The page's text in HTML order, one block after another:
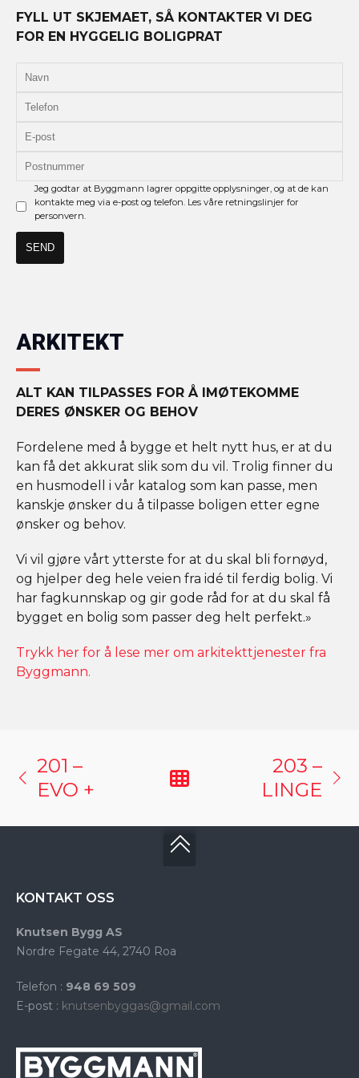
FYLL UT SKJEMAET, SÅ KONTAKTER VI DEG
FOR EN HYGGELIG BOLIGPRAT
Jeg godtar at Byggmann lagrer oppgitte opplysninger, og at de kan
kontakte meg via e-post og telefon. Les våre retningslinjer for
personvern.
ARKITEKT
ALT KAN TILPASSES FOR Å IMØTEKOMME
DERES ØNSKER OG BEHOV
Fordelene med å bygge et helt nytt hus, er at du
kan få det akkurat slik som du vil. Trolig finner du
en husmodell i vår katalog som kan passe, men
kanskje ønsker du å tilpasse boligen etter egne
ønsker og behov.
Vi vil gjøre vårt ytterste for at du skal bli fornøyd,
og hjelper deg hele veien fra idé til ferdig bolig. Vi
har fagkunnskap og gir gode råd for at du skal få
bygget en bolig som passer deg helt perfekt.»
Trykk her for å lese mer om arkitekttjenester fra
Byggmann.
201 –
EVO +
203 –
LINGE
KONTAKT OSS
Knutsen Bygg AS
Nordre Fegate 44, 2740 Roa
Telefon : 948 69 509
E-post : knutsenbyggas@gmail.com